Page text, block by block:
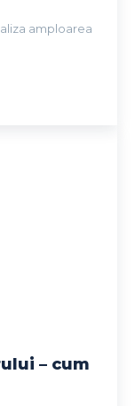
amploarea
– cum